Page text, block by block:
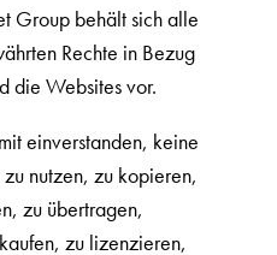
Group behält sich alle
Rechte in Bezug
die Websites vor.
einverstanden, keine
nutzen, zu kopieren,
zu übertragen,
zu lizenzieren,